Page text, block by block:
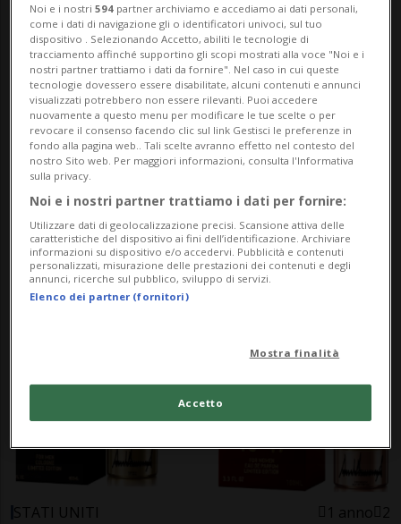
SVIZZERA
Furto di profumi: la
multinazionale licenzia i
dipendenti coinvolti
STATI UNITI 1 anno 2
Noi e i nostri594 partner archiviamo e accediamo ai dati personali,
come i dati di navigazione gli o identificatori univoci, sul tuo
dispositivo . Selezionando Accetto, abiliti le tecnologie di
tracciamento affinché supportino gli scopi mostrati alla voce "Noi e i
nostri partner trattiamo i dati da fornire". Nel caso in cui queste
tecnologie dovessero essere disabilitate, alcuni contenuti e annunci
visualizzati potrebbero non essere rilevanti. Puoi accedere
nuovamente a questo menu per modificare le tue scelte o per
revocare il consenso facendo clic sul link Gestisci le preferenze in
fondo alla pagina web.. Tali scelte avranno effetto nel contesto del
nostro Sito web. Per maggiori informazioni, consulta l'Informativa
sulla privacy.
Noi e i nostri partner trattiamo i dati per fornire:
Utilizzare dati di geolocalizzazione precisi. Scansione attiva delle
caratteristiche del dispositivo ai fini dell’identificazione. Archiviare
informazioni su dispositivo e/o accedervi. Pubblicità e contenuti
personalizzati, misurazione delle prestazioni dei contenuti e degli
annunci, ricerche sul pubblico, sviluppo di servizi.
Elenco dei partner (fornitori)
Mostra finalità
Accetto